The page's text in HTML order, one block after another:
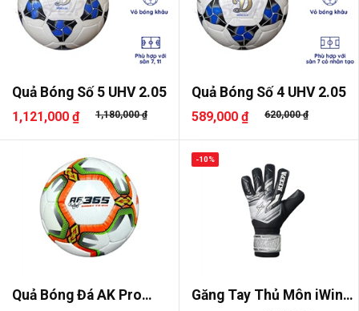
Quả Bóng Số 5 UHV 2.05
1,121,000 ₫ 1,180,000 ₫
Quả Bóng Số 4 UHV 2.05
589,000 ₫ 620,000 ₫
Quả Bóng Đá AK Pro
Găng Tay Thủ Môn iWin
-10%